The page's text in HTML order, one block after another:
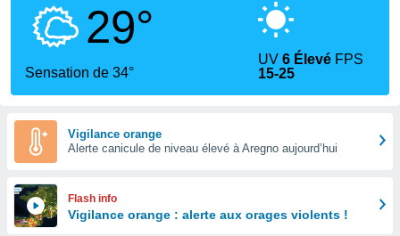
29°
Sensation de 34°
UV6 Élevé FPS
15-25
Vigilance orange
Alerte canicule de niveau élevé à Aregno aujourd’hui
Flash info
Vigilance orange : alerte aux orages violents !